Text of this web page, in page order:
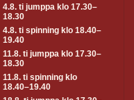
4.8. ti jumppa klo 17.30–
18.30
4.8. ti spinning klo 18.40–
19.40
11.8. ti jumppa klo 17.30–
18.30
11.8. ti spinning klo
18.40–19.40